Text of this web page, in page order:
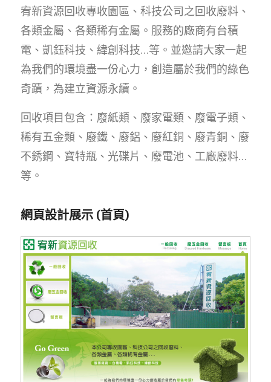
宥新資源回收專收園區、科技公司之回收廢料、
各類金屬、各類稀有金屬。服務的廠商有台積
電、凱鈺科技、緯創科技…等。並邀請大家一起
為我們的環境盡一份心力，創造屬於我們的綠色
奇蹟，為建立資源永續。
回收項目包含：廢紙類、廢家電類、廢電子類、
稀有五金類、廢鐵、廢鋁、廢紅銅、廢青銅、廢
不銹鋼、寶特瓶、光碟片、廢電池、工廠廢料…
等。
網頁設計展示 (首頁)